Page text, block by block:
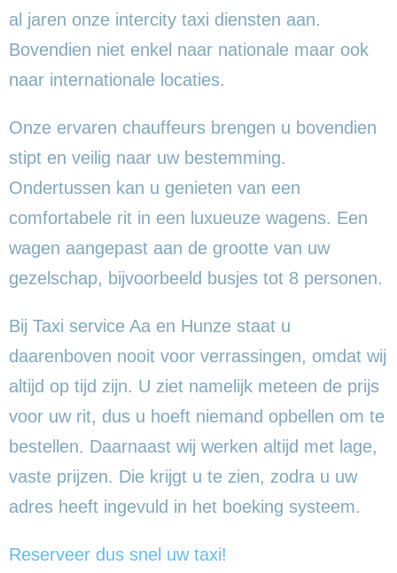
al jaren onze intercity taxi diensten aan.
Bovendien niet enkel naar nationale maar ook
naar internationale locaties.
Onze ervaren chauffeurs brengen u bovendien
stipt en veilig naar uw bestemming.
Ondertussen kan u genieten van een
comfortabele rit in een luxueuze wagens. Een
wagen aangepast aan de grootte van uw
gezelschap, bijvoorbeeld busjes tot 8 personen.
Bij Taxi service Aa en Hunze staat u
daarenboven nooit voor verrassingen, omdat wij
altijd op tijd zijn. U ziet namelijk meteen de prijs
voor uw rit, dus u hoeft niemand opbellen om te
bestellen. Daarnaast wij werken altijd met lage,
vaste prijzen. Die krijgt u te zien, zodra u uw
adres heeft ingevuld in het boeking systeem.
Reserveer dus snel uw taxi!